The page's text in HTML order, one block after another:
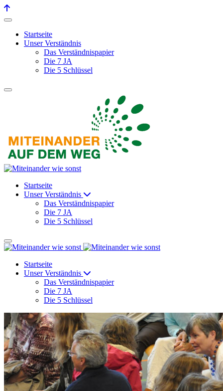
Startseite
Unser Verständnis
Das Verständnispapier
Die 7 JA
Die 5 Schlüssel
Startseite
Unser Verständnis
Das Verständnispapier
Die 7 JA
Die 5 Schlüssel
Startseite
Unser Verständnis
Das Verständnispapier
Die 7 JA
Die 5 Schlüssel